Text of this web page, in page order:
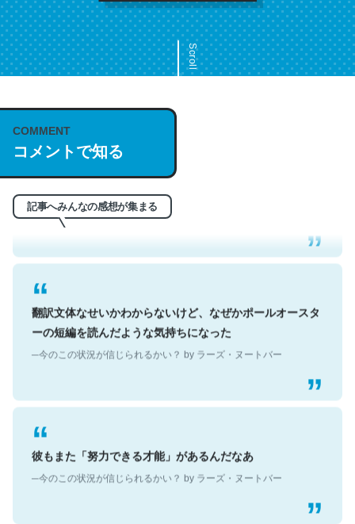
Scroll
COMMENT
コメントで知る
記事へみんなの感想が集まる
これは名文。彼はとてもクレバーなんだろうなと凄く思
う。英語少しでも読める人は原文もお勧め。自分はこの流
れ好き。Let’s Fucking Go. Then Covid hit. Shit.
─今のこの状況が信じられるかい？ by ラーズ・ヌートバー
翻訳文体なせいかわからないけど、なぜかポールオースタ
ーの短編を読んだような気持ちになった
─今のこの状況が信じられるかい？ by ラーズ・ヌートバー
彼もまた「努力できる才能」があるんだなあ
─今のこの状況が信じられるかい？ by ラーズ・ヌートバー